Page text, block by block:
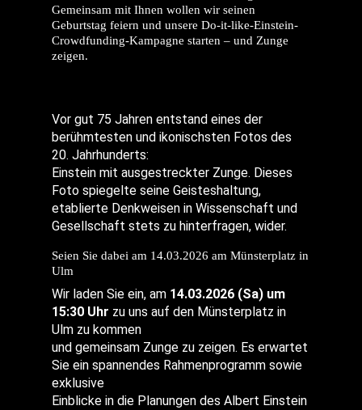
Gemeinsam mit Ihnen wollen wir seinen
Geburtstag feiern und unsere Do-it-like-Einstein-
Crowdfunding-Kampagne starten – und Zunge
zeigen.
Vor gut 75 Jahren entstand eines der
berühmtesten und ikonischsten Fotos des
20. Jahrhunderts:
Einstein mit ausgestreckter Zunge. Dieses
Foto spiegelte seine Geisteshaltung,
etablierte Denkweisen in Wissenschaft und
Gesellschaft stets zu hinterfragen, wider.
Seien Sie dabei am 14.03.2026 am Münsterplatz in
Ulm
Wir laden Sie ein, am 14.03.2026 (Sa) um
15:30 Uhr zu uns auf den Münsterplatz in
Ulm zu kommen
und gemeinsam Zunge zu zeigen. Es erwartet
Sie ein spannendes Rahmenprogramm sowie
exklusive
Einblicke in die Planungen des Albert Einstein